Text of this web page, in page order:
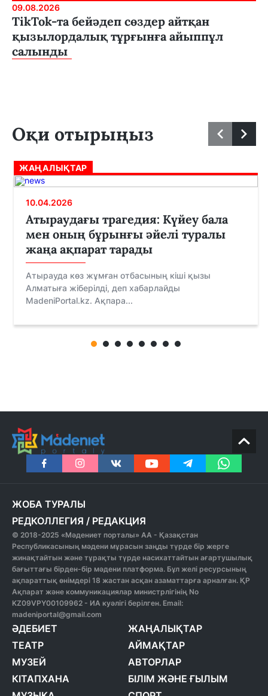
09.08.2026
TikTok-та бейәдеп сөздер айтқан
қызылордалық тұрғынға айыппұл
салынды
Оқи отырыңыз
ЖАҢАЛЫҚТАР
10.04.2026
Атыраудағы трагедия: Күйеу бала
мен оның бұрынғы әйелі туралы
жаңа ақпарат тарады
Атырауда көз жұмған отбасының кіші қызы
Алматыға жіберілді, деп хабарлайды
MadeniPortal.kz. Ақпара...
ЖОБА ТУРАЛЫ
РЕДКОЛЛЕГИЯ / РЕДАКЦИЯ
© 2018-2025 «Мәдениет порталы» АА - Қазақстан
Республикасының мәдени мұрасын заңды түрде бір жерге
жинақтайтын және тұрақты түрде насихаттайтын ағартушылық
бағыттағы бірден-бір мәдени платформа. Бұл желі ресурсының
ақпараттық өнімдері 18 жастан асқан азаматтарға арналған. ҚР
Ақпарат және коммуникациялар министрлігінің No
KZ09VPY00109962 - ИА куәлігі берілген. Email:
madeniportal@gmail.com
ӘДЕБИЕТ
ТЕАТР
МУЗЕЙ
КІТАПХАНА
ЖАҢАЛЫҚТАР
АЙМАҚТАР
АВТОРЛАР
БІЛІМ ЖӘНЕ ҒЫЛЫМ